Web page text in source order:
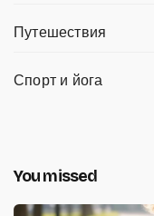
Путешествия
Спорт и йога
You missed